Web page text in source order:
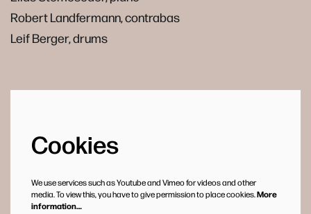
Robert Landfermann, contrabas
Leif Berger, drums
Cookies
We use services such as Youtube and Vimeo for videos and other
media. To view this, you have to give permission to place cookies.More
information…